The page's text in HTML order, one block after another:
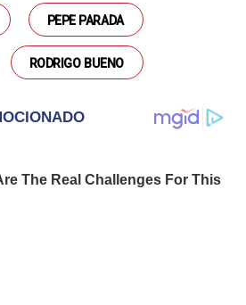
PEPE PARADA
RODRIGO BUENO